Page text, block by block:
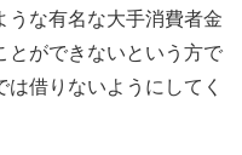
うな有名な大手消費者金
とができないという方で
借りないようにしてく